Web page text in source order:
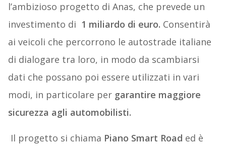
l’ambizioso progetto di Anas, che prevede un
investimento di 1 miliardo di euro. Consentirà
ai veicoli che percorrono le autostrade italiane
di dialogare tra loro, in modo da scambiarsi
dati che possano poi essere utilizzati in vari
modi, in particolare per garantire maggiore
sicurezza agli automobilisti.
Il progetto si chiama Piano Smart Road ed è